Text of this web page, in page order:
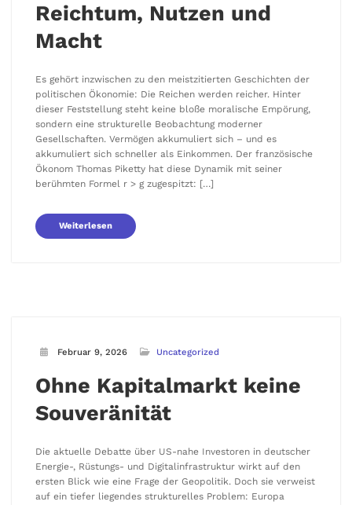
Reichtum, Nutzen und
Macht
Es gehört inzwischen zu den meistzitierten Geschichten der
politischen Ökonomie: Die Reichen werden reicher. Hinter
dieser Feststellung steht keine bloße moralische Empörung,
sondern eine strukturelle Beobachtung moderner
Gesellschaften. Vermögen akkumuliert sich – und es
akkumuliert sich schneller als Einkommen. Der französische
Ökonom Thomas Piketty hat diese Dynamik mit seiner
berühmten Formel r > g zugespitzt: […]
Weiterlesen
Februar 9, 2026 Uncategorized
Ohne Kapitalmarkt keine
Souveränität
Die aktuelle Debatte über US-nahe Investoren in deutscher
Energie-, Rüstungs- und Digitalinfrastruktur wirkt auf den
ersten Blick wie eine Frage der Geopolitik. Doch sie verweist
auf ein tiefer liegendes strukturelles Problem: Europa